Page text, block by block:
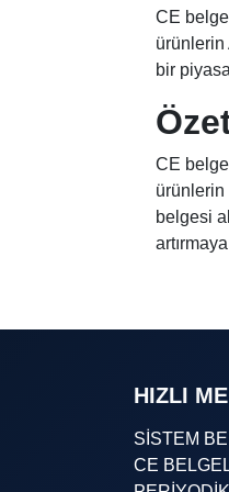
CE
ürünlerin
bir
CE
ürünlerin
belgesi
HIZLI
SİSTEM
CE